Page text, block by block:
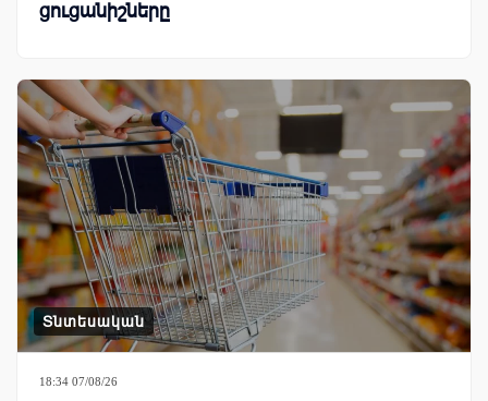
ցուցանիշները
Տնտեսական
18:34 07/08/26